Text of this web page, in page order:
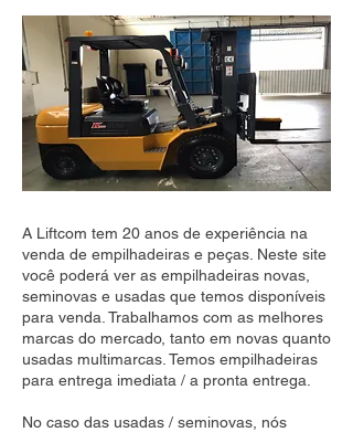
A Liftcom tem 20 anos de experiência na
venda de empilhadeiras e peças. Neste site
você poderá ver as empilhadeiras novas,
seminovas e usadas que temos disponíveis
para venda. Trabalhamos com as melhores
marcas do mercado, tanto em novas quanto
usadas multimarcas. Temos empilhadeiras
para entrega imediata / a pronta entrega.
No caso das usadas / seminovas, nós